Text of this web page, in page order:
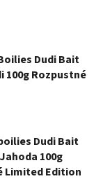
Dudi Bait
100g Rozpustné
Dudi Bait
100g
Limited Edition